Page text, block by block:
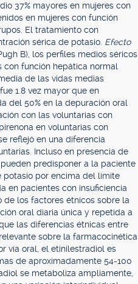
37% mayores en mujeres con
en mujeres con función
El tratamiento con
sérica de potasio. Efecto
B), los perfiles medios séricos
función hepática normal
de las vidas medias
1.8 vez mayor que en
del 50% en la depuración oral
con las voluntarias con
en voluntarias con
reflejó en una diferencia
Incluso en presencia de
predisponer a la paciente
potasio por encima del límite
en pacientes con insuficiencia
de los factores étnicos sobre la
oral diaria única y repetida a
las diferencias étnicas entre
sobre la farmacocinética
vía oral, el etinilestradiol es
de aproximadamente 54-100
se metaboliza ampliamente,